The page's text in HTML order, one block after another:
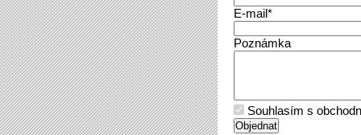
E-mail*
Poznámka
Souhlasím s